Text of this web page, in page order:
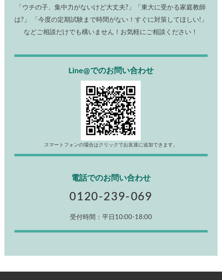
「ウチの子、集中力がないけど大丈夫?」「東大に受かる家庭教師
は?」 「今度の定期試験まで時間がない！すぐに対策してほしい!」
などご相談だけでも構いません！お気軽にご相談ください！
Line@でのお問い合わせ
スマートフォンの場合はクリックでお友達に追加できます。
電話でのお問い合わせ
0120-239-069
受付時間：平日10:00-18:00